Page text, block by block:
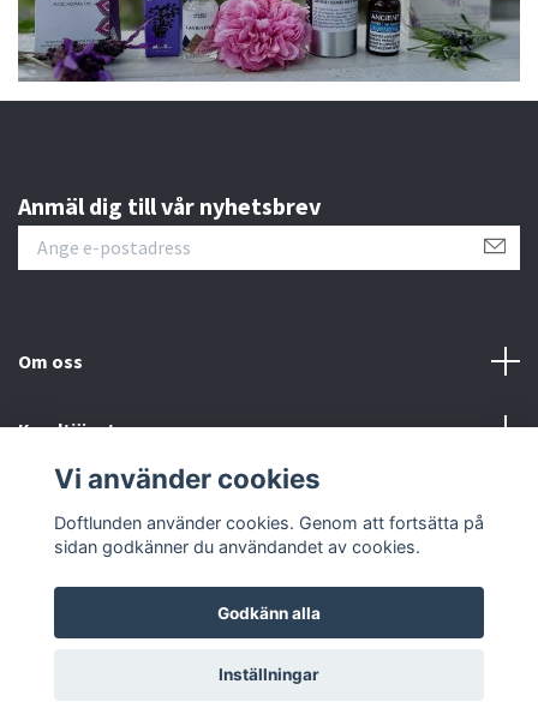
Anmäl dig till vår nyhetsbrev
Om oss
Kundtjänst
Sociala medier
© 2026 Doftlunden
Vi använder cookies
Doftlunden använder cookies. Genom att fortsätta på
sidan godkänner du användandet av cookies.
Godkänn alla
Inställningar